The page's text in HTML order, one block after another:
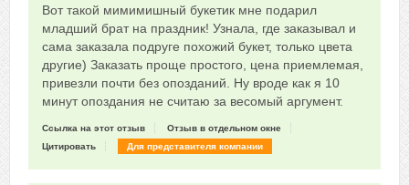
0
Сказать друзьям об отзыве
Вот такой мимимишный букетик мне подарил
младший брат на праздник! Узнала, где заказывал и
сама заказала подруге похожий букет, только цвета
другие) Заказать проще простого, цена приемлемая,
привезли почти без опозданий. Ну вроде как я 10
минут опоздания не считаю за весомый аргумент.
Ссылка на этот отзыв
Отзыв в отдельном окне
Цитировать
Для представителя компании